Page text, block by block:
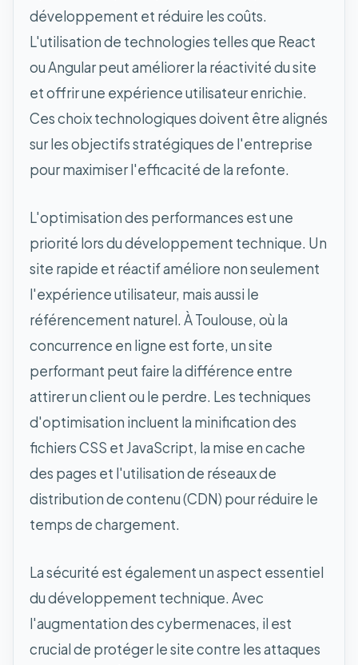
développement et réduire les coûts.
L'utilisation de technologies telles que React
ou Angular peut améliorer la réactivité du site
et offrir une expérience utilisateur enrichie.
Ces choix technologiques doivent être alignés
sur les objectifs stratégiques de l'entreprise
pour maximiser l'efficacité de la refonte.
L'optimisation des performances est une
priorité lors du développement technique. Un
site rapide et réactif améliore non seulement
l'expérience utilisateur, mais aussi le
référencement naturel. À Toulouse, où la
concurrence en ligne est forte, un site
performant peut faire la différence entre
attirer un client ou le perdre. Les techniques
d'optimisation incluent la minification des
fichiers CSS et JavaScript, la mise en cache
des pages et l'utilisation de réseaux de
distribution de contenu (CDN) pour réduire le
temps de chargement.
La sécurité est également un aspect essentiel
du développement technique. Avec
l'augmentation des cybermenaces, il est
crucial de protéger le site contre les attaques